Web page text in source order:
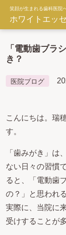
笑顔が生まれる歯科医院
ホワイトエッ
「電動歯ブラ
き？
医院ブログ
こんにちは。瑞
す。
「歯みがき」は
ない日々の習慣
ると、「電動歯
の？」と思われ
実際に、当院に
受けすることが